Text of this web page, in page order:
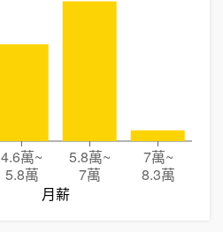
4.6萬~
5.8萬
5.8萬~
7萬
7萬~
8.3萬
月薪